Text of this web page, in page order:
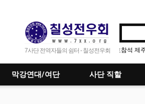
7사단 전역자들의 쉼터 - 칠성전우회
저녁점호참석 제주도 연수 갔다 오늘 복귀했네요 단결
막강연대/여단 사단 직할